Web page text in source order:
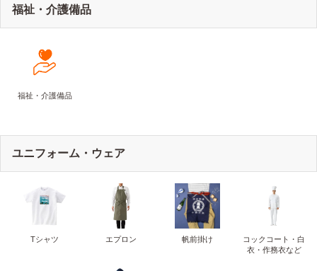
福祉・介護備品
福祉・介護備品
ユニフォーム・ウェア
Tシャツ エプロン 帆前掛け
コックコート・白
衣・作務衣など